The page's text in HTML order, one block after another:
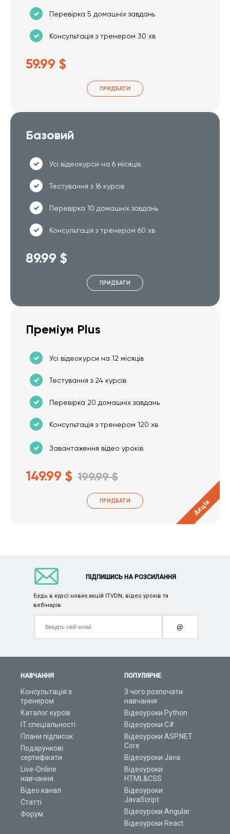
Перевірка 5 домашніх завдань
Консультація з тренером 30 хв
59.99 $
ПРИДБАТИ
Базовий
Усі відеокурси на 6 місяців
Тестування з 16 курсів
Перевірка 10 домашніх завдань
Консультація з тренером 60 хв
89.99 $
ПРИДБАТИ
Преміум Plus
Усі відеокурси на 12 місяців
Тестування з 24 курсів
Перевірка 20 домашніх завдань
Консультація з тренером 120 хв
Завантаження відео уроків
149.99 $ 199.99 $
ПРИДБАТИ Акція
НАВЧАННЯ
Консультація з
тренером
Каталог курсів
ІТ спеціальності
Плани підписок
Подарункові
сертифікати
Live-Online
навчання
Відео канал
Статті
Форум
ПОПУЛЯРНЕ
З чого розпочати
навчання
Відеоуроки Python
Відеоуроки C#
Відеоуроки ASP.NET
Core
Відеоуроки Java
Відеоуроки
HTML&CSS
Відеоуроки
JavaScript
Відеоуроки Angular
Відеоуроки React
ПІДПИШИСЬ НА РОЗСИЛАННЯ
Будь в курсі нових акцій ITVDN, відео уроків та
вебінарів
@